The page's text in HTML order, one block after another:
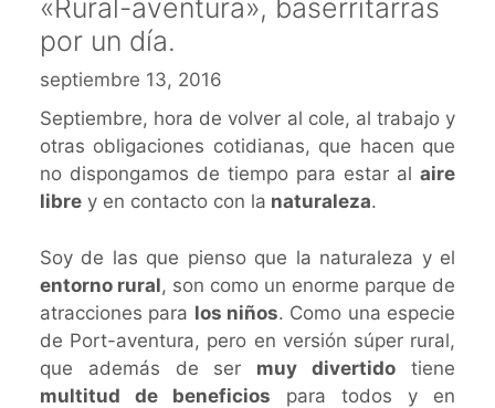
«Rural-aventura», baserritarras
por un día.
septiembre 13, 2016
Septiembre, hora de volver al cole, al trabajo y
otras obligaciones cotidianas, que hacen que
no dispongamos de tiempo para estar al aire
libre y en contacto con la naturaleza.
Soy de las que pienso que la naturaleza y el
entorno rural, son como un enorme parque de
atracciones para los niños. Como una especie
de Port-aventura, pero en versión súper rural,
que además de ser muy divertido tiene
multitud de beneficios para todos y en